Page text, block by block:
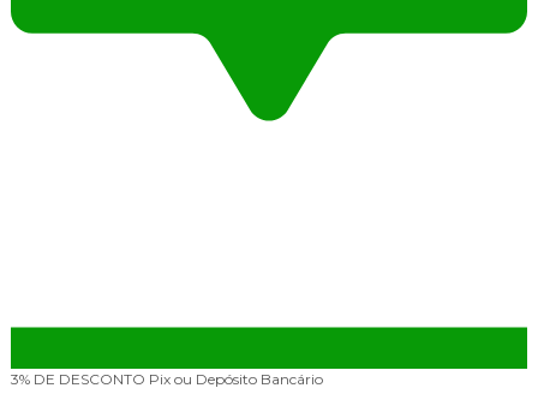
3% DE DESCONTO Pix ou Depósito Bancário